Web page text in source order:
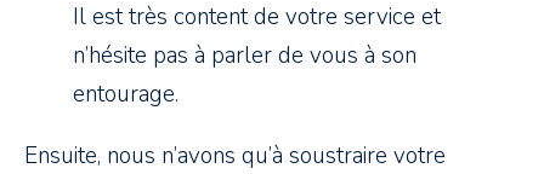
Il est très content de votre service et
n’hésite pas à parler de vous à son
entourage.
Ensuite, nous n’avons qu’à soustraire votre